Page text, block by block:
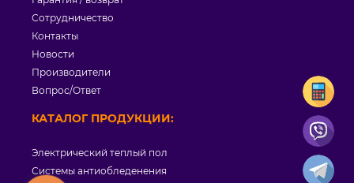
Сотрудничество
Контакты
Новости
Производители
Вопрос/Ответ
КАТАЛОГ ПРОДУКЦИИ:
Электрический теплый пол
Системы антиобледенения